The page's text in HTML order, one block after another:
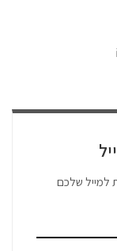
למייל שלכם